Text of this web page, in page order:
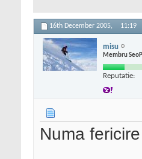
16th December 2005, 11:19
misu
Membru
Reputatie:
Numa